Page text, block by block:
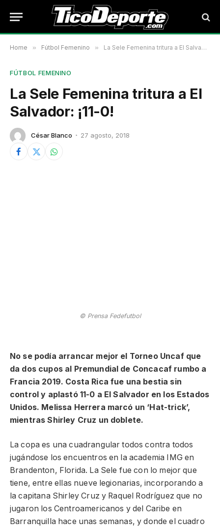
Home » Fútbol Femenino » La Sele Femenina tritura a El Salvador: ¡11-0!
FÚTBOL FEMENINO
La Sele Femenina tritura a El
Salvador: ¡11-0!
César Blanco 27 agosto, 2018
© Prensa Fedefutbol
No se podía arrancar mejor el Torneo Uncaf que
da dos cupos al Premundial de Concacaf rumbo a
Francia 2019. Costa Rica fue una bestia sin
control y aplastó 11-0 a El Salvador en los Estados
Unidos. Melissa Herrera marcó un ‘Hat-trick’,
mientras Shirley Cruz un doblete.
La copa es una cuadrangular todos contra todos
jugándose los encuentros en la academia IMG en
Brandenton, Florida. La Sele fue con lo mejor que
tiene, entre ellas nueve legionarias, incorporando a
la capitana Shirley Cruz y Raquel Rodríguez que no
jugaron los Centroamericanos y del Caribe en
Barranquilla hace unas semanas, y donde el cuadro